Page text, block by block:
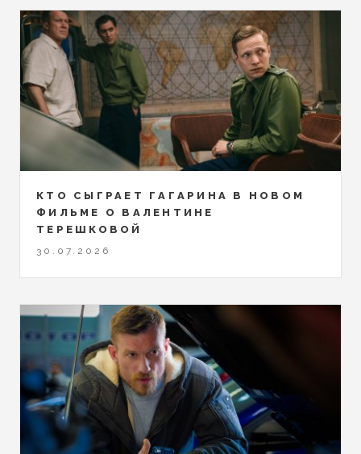
КТО СЫГРАЕТ ГАГАРИНА В НОВОМ
ФИЛЬМЕ О ВАЛЕНТИНЕ
ТЕРЕШКОВОЙ
30.07.2026